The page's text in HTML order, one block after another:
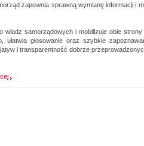
zapewnia sprawną wymianę informacji
samorządowych i mobilizuje obie
ułatwia głosowanie oraz szybkie
i transparentność dobrze